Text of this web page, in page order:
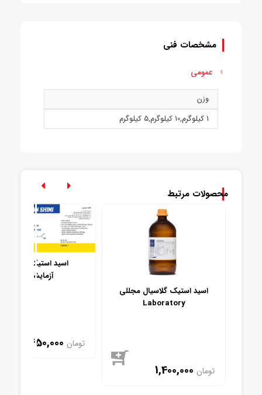
مشخصات فنی
عمومی
وزن
1 کيلوگرم
,10 کيلوگرم ,5 کيلوگرم
محصولات مرتبط
اسید استیک گلاسیال مجللی
Laboratory
1,400,000 تومان
آزمایشگاهی
450,000 تومان